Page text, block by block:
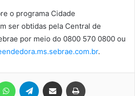
o programa Cidade
ser obtidas pela Central de
por meio do 0800 570 0800 ou
.
WhatsAppTelegram Compartilhar via e-mail